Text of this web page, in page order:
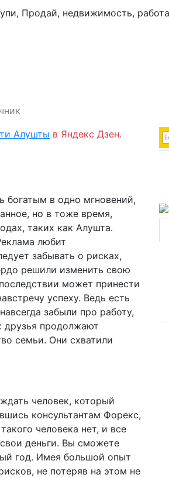
Алушты в Яндекс Дзен.
богатым в одно мгновений,
но в тоже время,
таких как Алушта.
любит
забывать о рисках,
решили изменить свою
может принести
успеху. Ведь есть
забыли про работу,
друзья продолжают
семьи. Они схватили
человек, который
консультантам Форекс,
человека нет, и все
деньги. Вы сможете
год. Имея большой опыт
не потеряв на этом не